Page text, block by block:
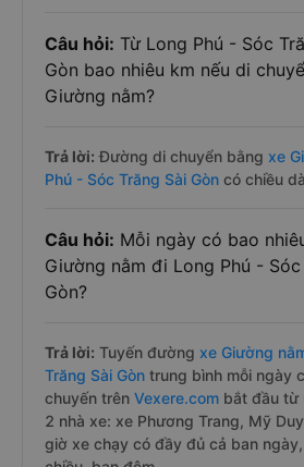
Câu hỏi: Từ Long Phú - Sóc
Gòn bao nhiêu km nếu di
Giường nằm?
Trả lời: Đường di chuyển bằng xe
Phú - Sóc Trăng Sài Gòn có chiều
Câu hỏi: Mỗi ngày có bao
Giường nằm đi Long Phú - Sóc
Gòn?
Trả lời: Tuyến đường xe Giường
Trăng Sài Gòn trung bình mỗi ngày
chuyến trên Vexere.com bắt đầu từ
2 nhà xe: xe Phương Trang, Mỹ
giờ xe chạy có đầy đủ cả ban